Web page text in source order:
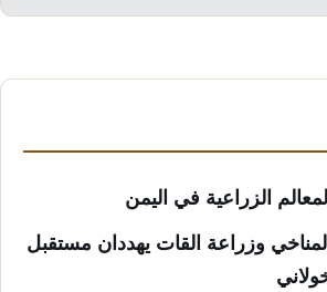
الزراعية في اليمن
المناخي وزراعة القات يهددان مستقبل